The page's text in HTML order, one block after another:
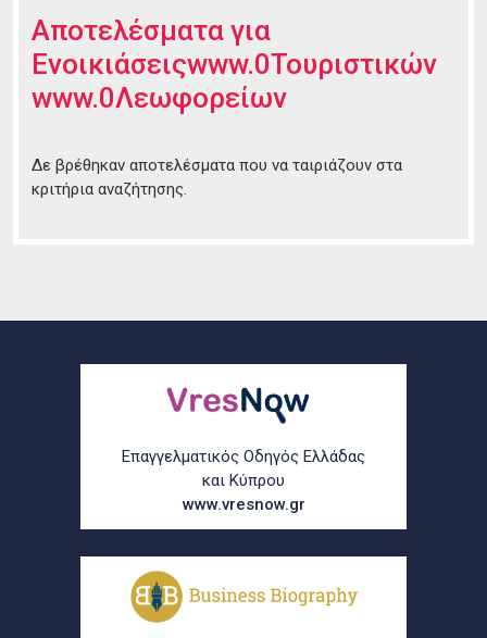
Αποτελέσματα για
Ενοικιάσειςwww.0Τουριστικών
www.0Λεωφορείων
Δε βρέθηκαν αποτελέσματα που να ταιριάζουν στα
κριτήρια αναζήτησης.
Επαγγελματικός Οδηγός Ελλάδας
και Κύπρου
www.vresnow.gr